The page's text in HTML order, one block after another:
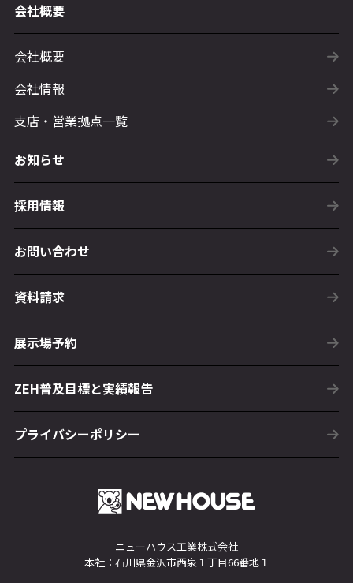
ニューハウス工業株式会社
本社：石川県金沢市西泉１丁目66番地１
会社概要
会社概要
会社情報
支店・営業拠点一覧
お知らせ
採用情報
お問い合わせ
資料請求
展示場予約
ZEH普及目標と実績報告
プライバシーポリシー